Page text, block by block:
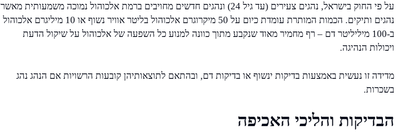
על פי החוק בישראל, נהגים צעירים (עד גיל 24) ונהגים חדשים מחויבים ברמת אלכוהול נמוכה משמעותית מאשר
נהגים ותיקים. הכמות המותרת עומדת כיום על 50 מיקרוגרם אלכוהול בליטר אוויר נשוף או 10 מיליגרם אלכוהול
ב-100 מיליליטר דם – רף מחמיר מאוד שנקבע מתוך כוונה למנוע כל השפעה של אלכוהול על שיקול הדעת
ויכולות הנהיגה.
מדידה זו נעשית באמצעות בדיקות ינשוף או בדיקות דם, ובהתאם לתוצאותיהן קובעות הרשויות אם הנהג נהג
בשכרות.
הבדיקות והליכי האכיפה